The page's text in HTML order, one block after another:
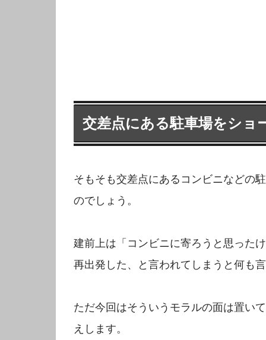
交差点にある駐車場をショ
そもそも交差点にあるコンビニなどの
のでしょう。
建前上は「コンビニに寄ろうと思った
再出発した、と言われてしまうと何も
ただ今回はそういうモラルの面は置い
えします。